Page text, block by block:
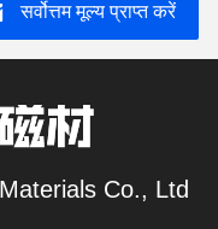
सर्वोत्तम मूल्य प्राप्त करें
Co., Ltd